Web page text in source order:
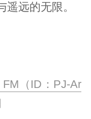
远的无限。
FM（ID：PJ-Ar